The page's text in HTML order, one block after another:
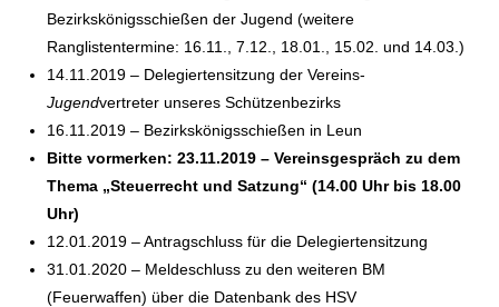
Bezirkskönigsschießen der Jugend (weitere
Ranglistentermine: 16.11., 7.12., 18.01., 15.02. und 14.03.)
14.11.2019 – Delegiertensitzung der Vereins-
Jugendvertreter unseres Schützenbezirks
16.11.2019 – Bezirkskönigsschießen in Leun
Bitte vormerken: 23.11.2019 – Vereinsgespräch zu dem
Thema „Steuerrecht und Satzung“ (14.00 Uhr bis 18.00
Uhr)
12.01.2019 – Antragschluss für die Delegiertensitzung
31.01.2020 – Meldeschluss zu den weiteren BM
(Feuerwaffen) über die Datenbank des HSV